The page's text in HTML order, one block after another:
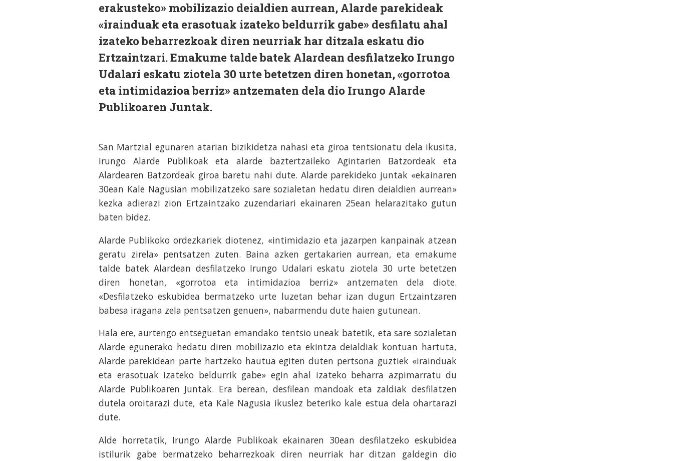
erakusteko» mobilizazio deialdien aurrean, Alarde parekideak
«irainduak eta erasotuak izateko beldurrik gabe» desfilatu ahal
izateko beharrezkoak diren neurriak har ditzala eskatu dio
Ertzaintzari. Emakume talde batek Alardean desfilatzeko Irungo
Udalari eskatu ziotela 30 urte betetzen diren honetan, «gorrotoa
eta intimidazioa berriz» antzematen dela dio Irungo Alarde
Publikoaren Juntak.
San Martzial egunaren atarian bizikidetza nahasi eta giroa tentsionatu dela ikusita,
Irungo Alarde Publikoak eta alarde baztertzaileko Agintarien Batzordeak eta
Alardearen Batzordeak giroa baretu nahi dute. Alarde parekideko juntak «ekainaren
30ean Kale Nagusian mobilizatzeko sare sozialetan hedatu diren deialdien aurrean»
kezka adierazi zion Ertzaintzako zuzendariari ekainaren 25ean helarazitako gutun
baten bidez.
Alarde Publikoko ordezkariek diotenez, «intimidazio eta jazarpen kanpainak atzean
geratu zirela» pentsatzen zuten. Baina azken gertakarien aurrean, eta emakume
talde batek Alardean desfilatzeko Irungo Udalari eskatu ziotela 30 urte betetzen
diren honetan, «gorrotoa eta intimidazioa berriz» antzematen dela diote.
«Desfilatzeko eskubidea bermatzeko urte luzetan behar izan dugun Ertzaintzaren
babesa iragana zela pentsatzen genuen», nabarmendu dute haien gutunean.
Hala ere, aurtengo entseguetan emandako tentsio uneak batetik, eta sare sozialetan
Alarde egunerako hedatu diren mobilizazio eta ekintza deialdiak kontuan hartuta,
Alarde parekidean parte hartzeko hautua egiten duten pertsona guztiek «irainduak
eta erasotuak izateko beldurrik gabe» egin ahal izateko beharra azpimarratu du
Alarde Publikoaren Juntak. Era berean, desfilean mandoak eta zaldiak desfilatzen
dutela oroitarazi dute, eta Kale Nagusia ikuslez beteriko kale estua dela ohartarazi
dute.
Alde horretatik, Irungo Alarde Publikoak ekainaren 30ean desfilatzeko eskubidea
istilurik gabe bermatzeko beharrezkoak diren neurriak har ditzan galdegin dio